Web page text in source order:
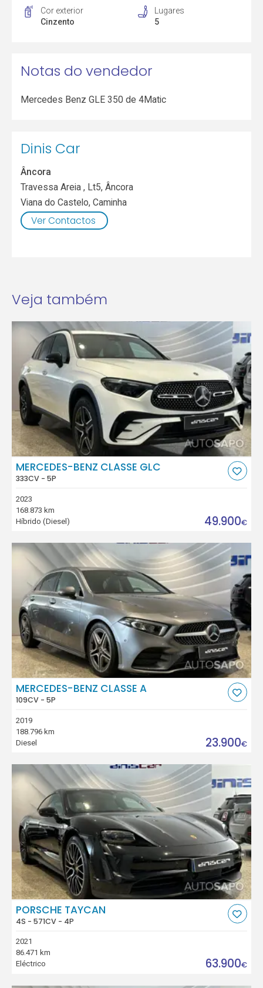
Cor exterior
Cinzento
Lugares
5
Notas do vendedor
Mercedes Benz GLE 350 de 4Matic
Dinis Car
Âncora
Travessa Areia , Lt5, Âncora
Viana do Castelo,Caminha
Ver Contactos
Veja também
MERCEDES-BENZ CLASSE GLC
333CV - 5P
2023
168.873 km
Híbrido (Diesel)
49.900€
MERCEDES-BENZ CLASSE A
109CV - 5P
2019
188.796 km
Diesel
23.900€
PORSCHE TAYCAN
4S - 571CV - 4P
2021
86.471 km
Eléctrico
63.900€